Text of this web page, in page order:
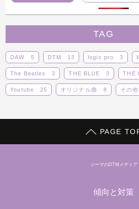
TAG
DAW 5 DTM 13 logic pro 3
The Beatles 3 THE BLUE 3 THE
Youtube 25 オリジナル曲 8 その他
PAGE
ジーマのDTMメディア
傾向と対策